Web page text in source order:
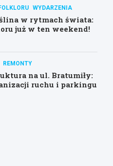
WYDARZENIA
w rytmach świata:
już w ten weekend!
REMONTY
na ul. Bratumiły:
ruchu i parkingu